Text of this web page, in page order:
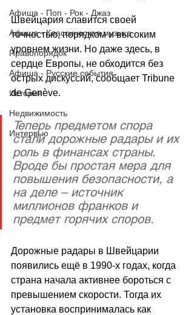
Афиша - Поп - Рок - Джаз
Афиша - Классическая музыка
Правопорядок
Афиша - Русские события
История
Недвижимость
Интервью
Швейцария славится своей
точностью, порядком и высоким
уровнем жизни. Но даже здесь, в
сердце Европы, не обходится без
острых дискуссий, сообщает Tribune
de Genève.
Теперь предметом спора
стали дорожные радары и их
роль в финансах страны.
Вроде бы простая мера для
повышения безопасности, а
на деле – источник
миллионов франков и
предмет горячих споров.
Дорожные радары в Швейцарии
появились ещё в 1990-х годах, когда
страна начала активнее бороться с
превышением скорости. Тогда их
установка воспринималась как